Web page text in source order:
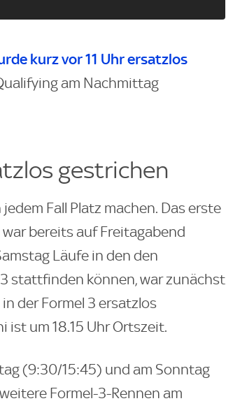
kurz vor 11 Uhr ersatzlos
am Nachmittag
gestrichen
Fall Platz machen. Das erste
bereits auf Freitagabend
Läufe in den den
stattfinden können, war zunächst
der Formel 3 ersatzlos
ist um 18.15 Uhr Ortszeit.
(9:30/15:45) und am Sonntag
Formel-3-Rennen am